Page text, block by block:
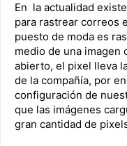
En la actualidad
para rastrear correos
puesto de moda es
medio de una imagen
abierto, el pixel lleva
de la compañía, por
configuración de
que las imágenes
gran cantidad de